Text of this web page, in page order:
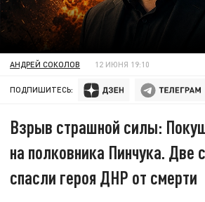
АНДРЕЙ СОКОЛОВ 12 ИЮНЯ 19:10
ПОДПИШИТЕСЬ:
Взрыв страшной силы:
на полковника Пинчука. Две
спасли героя ДНР от смерти